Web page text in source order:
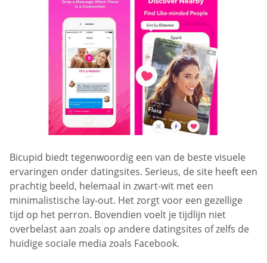
Bicupid biedt tegenwoordig een van de beste visuele
ervaringen onder datingsites. Serieus, de site heeft een
prachtig beeld, helemaal in zwart-wit met een
minimalistische lay-out. Het zorgt voor een gezellige
tijd op het perron. Bovendien voelt je tijdlijn niet
overbelast aan zoals op andere datingsites of zelfs de
huidige sociale media zoals Facebook.